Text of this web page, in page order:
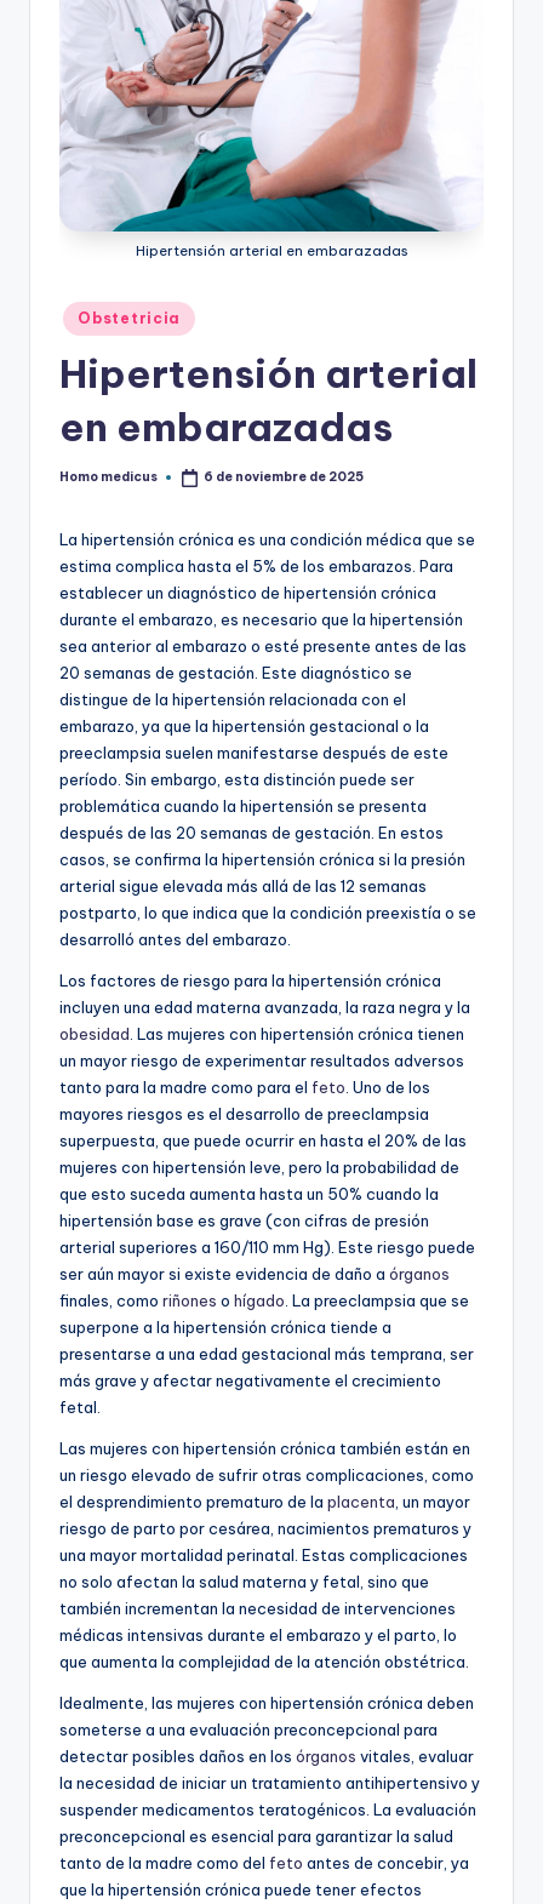
Hipertensión arterial en embarazadas
Publicado
en
Obstetricia
Hipertensión arterial
en embarazadas
Publicado
Homo medicus 6 de noviembre de 2025
La hipertensión crónica es una condición médica que se
estima complica hasta el 5% de los embarazos. Para
establecer un diagnóstico de hipertensión crónica
durante el embarazo, es necesario que la hipertensión
sea anterior al embarazo o esté presente antes de las
20 semanas de gestación. Este diagnóstico se
distingue de la hipertensión relacionada con el
embarazo, ya que la hipertensión gestacional o la
preeclampsia suelen manifestarse después de este
período. Sin embargo, esta distinción puede ser
problemática cuando la hipertensión se presenta
después de las 20 semanas de gestación. En estos
casos, se confirma la hipertensión crónica si la presión
arterial sigue elevada más allá de las 12 semanas
postparto, lo que indica que la condición preexistía o se
desarrolló antes del embarazo.
Los factores de riesgo para la hipertensión crónica
incluyen una edad materna avanzada, la raza negra y la
obesidad . Las mujeres con hipertensión crónica tienen
un mayor riesgo de experimentar resultados adversos
tanto para la madre como para el feto . Uno de los
mayores riesgos es el desarrollo de preeclampsia
superpuesta, que puede ocurrir en hasta el 20% de las
mujeres con hipertensión leve, pero la probabilidad de
que esto suceda aumenta hasta un 50% cuando la
hipertensión base es grave (con cifras de presión
arterial superiores a 160/110 mm Hg). Este riesgo puede
ser aún mayor si existe evidencia de daño a órganos
finales, como riñones o hígado . La preeclampsia que se
superpone a la hipertensión crónica tiende a
presentarse a una edad gestacional más temprana, ser
más grave y afectar negativamente el crecimiento
fetal.
Las mujeres con hipertensión crónica también están en
un riesgo elevado de sufrir otras complicaciones, como
el desprendimiento prematuro de la placenta , un mayor
riesgo de parto por cesárea, nacimientos prematuros y
una mayor mortalidad perinatal. Estas complicaciones
no solo afectan la salud materna y fetal, sino que
también incrementan la necesidad de intervenciones
médicas intensivas durante el embarazo y el parto, lo
que aumenta la complejidad de la atención obstétrica.
Idealmente, las mujeres con hipertensión crónica deben
someterse a una evaluación preconcepcional para
detectar posibles daños en los órganos vitales, evaluar
la necesidad de iniciar un tratamiento antihipertensivo y
suspender medicamentos teratogénicos. La evaluación
preconcepcional es esencial para garantizar la salud
tanto de la madre como del feto antes de concebir, ya
que la hipertensión crónica puede tener efectos